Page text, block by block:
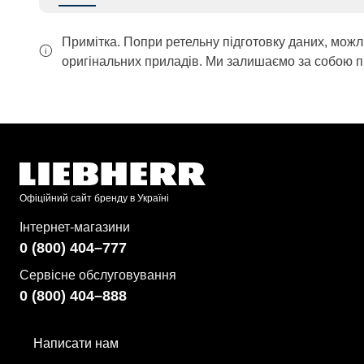
Примітка. Попри ретельну підготовку даних,
оригінальних приладів. Ми залишаємо за собою
Офіційний сайт бренду в Україні
Інтернет-магазини
0 (800) 404–777
Сервісне обслуговування
0 (800) 404–888
Написати нам